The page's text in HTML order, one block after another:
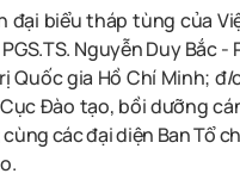
đại biểu tháp tùng của
Nguyễn Duy Bắc -
Quốc gia Hồ Chí Minh;
Đào tạo, bồi dưỡng
các đại diện Ban Tổ